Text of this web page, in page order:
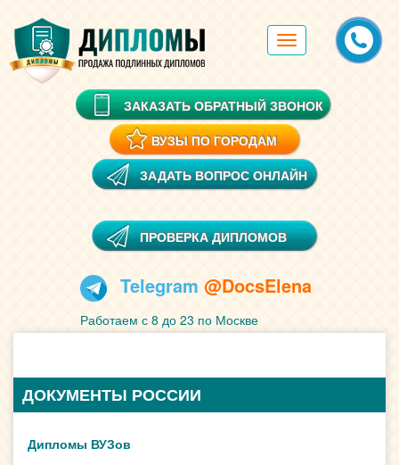
Toggle
navigation
ЗАКАЗАТЬ ОБРАТНЫЙ ЗВОНОК
ВУЗЫ ПО ГОРОДАМ
ЗАДАТЬ ВОПРОС ОНЛАЙН
ПРОВЕРКА ДИПЛОМОВ
Telegram @DocsElena
Работаем с 8 до 23 по Москве
ДОКУМЕНТЫ РОССИИ
Дипломы ВУЗов